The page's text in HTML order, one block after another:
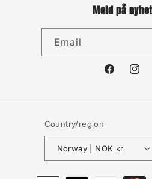
Meld på
Email
Facebook
Country/region
Norway | NOK kr